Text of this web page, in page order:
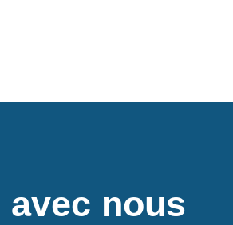
avec nous